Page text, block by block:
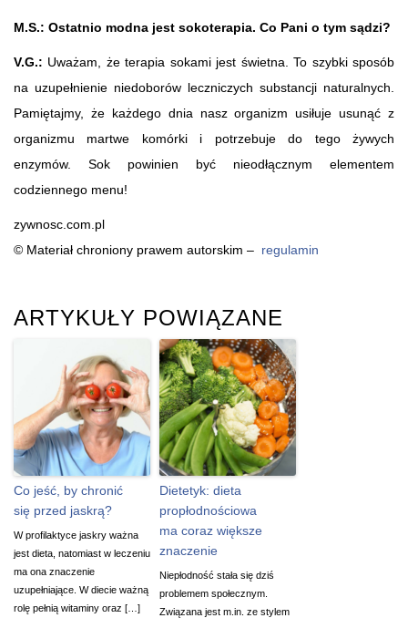
M.S.: Ostatnio modna jest sokoterapia. Co Pani o tym sądzi?
V.G.: Uważam, że terapia sokami jest świetna. To szybki sposób
na uzupełnienie niedoborów leczniczych substancji naturalnych.
Pamiętajmy, że każdego dnia nasz organizm usiłuje usunąć z
organizmu martwe komórki i potrzebuje do tego żywych
enzymów. Sok powinien być nieodłącznym elementem
codziennego menu!
zywnosc.com.pl
© Materiał chroniony prawem autorskim – regulamin
ARTYKUŁY POWIĄZANE
Co jeść, by chronić
się przed jaskrą?
W profilaktyce jaskry ważna
jest dieta, natomiast w leczeniu
ma ona znaczenie
uzupełniające. W diecie ważną
rolę pełnią witaminy oraz […]
Dietetyk: dieta
propłodnościowa
ma coraz większe
znaczenie
Niepłodność stała się dziś
problemem społecznym.
Związana jest m.in. ze stylem